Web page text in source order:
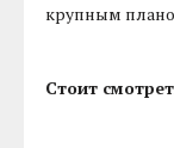
крупным
Стоит